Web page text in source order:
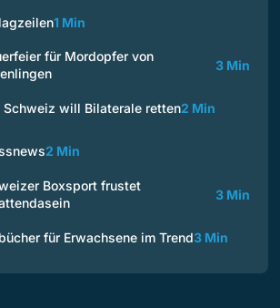
1 Min
für Mordopfer von
3 Min
Schweiz will Bilaterale retten2 Min
2 Min
Boxsport frustet
3 Min
für Erwachsene im Trend3 Min